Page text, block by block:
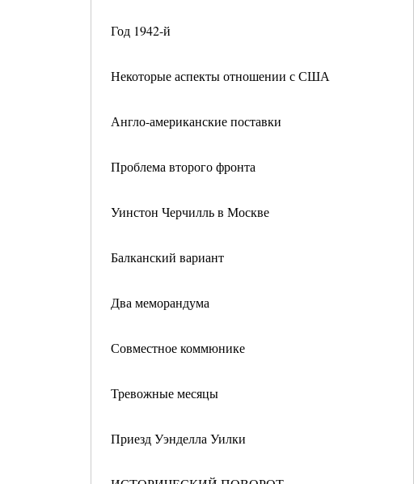
Год 1942-й
Некоторые аспекты отношении с США
Англо-американские поставки
Проблема второго фронта
Уинстон Черчилль в Москве
Балканский вариант
Два меморандума
Совместное коммюнике
Тревожные месяцы
Приезд Уэнделла Уилки